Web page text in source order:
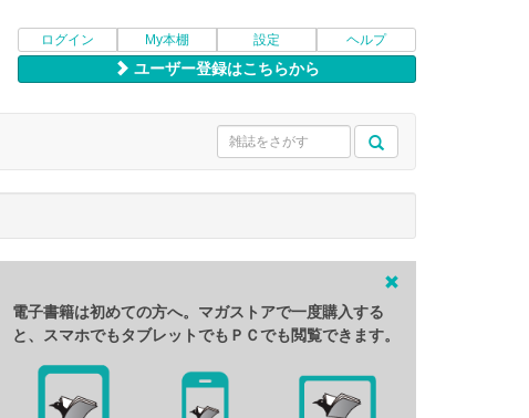
ログイン My本棚 設定 ヘルプ
ユーザー登録はこちらから
電子書籍は初めての方へ。マガストアで一度購入する
と、スマホでもタブレットでもＰＣでも閲覧できます。